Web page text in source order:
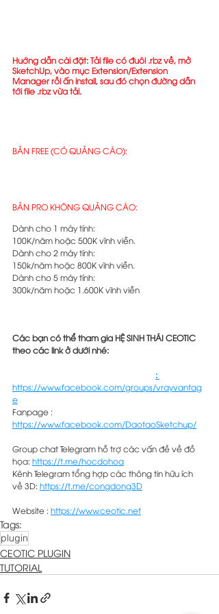
Huớng dẫn cài đặt: Tải file có đuôi .rbz về, mở
SketchUp, vào mục Extension/Extension
Manager rồi ấn install, sau đó chọn đường dẫn
tới file .rbz vừa tải.
BẢN FREE (CÓ QUẢNG CÁO):
BẢN PRO KHÔNG QUẢNG CÁO:
Dành cho 1 máy tính:
100K/năm hoặc 500K vĩnh viễn.
Dành cho 2 máy tính:
150k/năm hoặc 800K vĩnh viễn.
Dành cho 5 máy tính:
300k/năm hoặc 1.600K vĩnh viễn
Các bạn có thể tham gia HỆ SINH THÁI CEOTIC
theo các link ở dưới nhé:
:
https://www.facebook.com/groups/vrayvantag
e
Fanpage :
https://www.facebook.com/DaotaoSketchup/
Group chat Telegram hỗ trợ các vấn đề về đồ
họa: https://t.me/hocdohoa
Kênh Telegram tổng hợp các thông tin hữu ích
về 3D: https://t.me/congdong3D
Website : https://www.ceotic.net
Tags:
plugin
CEOTIC PLUGIN
TUTORIAL